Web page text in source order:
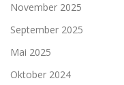
November 2025
September 2025
Mai 2025
Oktober 2024